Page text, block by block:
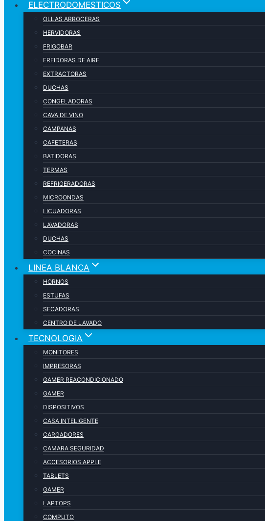
ELECTRODOMESTICOS
OLLAS ARROCERAS
HERVIDORAS
FRIGOBAR
FREIDORAS DE AIRE
EXTRACTORAS
DUCHAS
CONGELADORAS
CAVA DE VINO
CAMPANAS
CAFETERAS
BATIDORAS
TERMAS
REFRIGERADORAS
MICROONDAS
LICUADORAS
LAVADORAS
DUCHAS
COCINAS
LINEA BLANCA
HORNOS
ESTUFAS
SECADORAS
CENTRO DE LAVADO
TECNOLOGIA
MONITORES
IMPRESORAS
GAMER REACONDICIONADO
GAMER
DISPOSITIVOS
CASA INTELIGENTE
CARGADORES
CAMARA SEGURIDAD
ACCESORIOS APPLE
TABLETS
GAMER
LAPTOPS
COMPUTO